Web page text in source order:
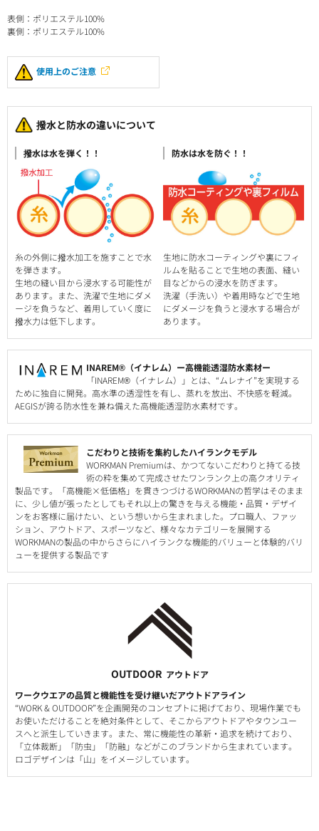
表側：ポリエステル100%
裏側：ポリエステル100%
使用上のご注意
撥水と防水の違いについて
撥水は水を弾く！！
糸の外側に撥水加工を施すことで水
を弾きます。
生地の縫い目から浸水する可能性が
あります。また、洗濯で生地にダメ
ージを負うなど、着用していく度に
撥水力は低下します。
防水は水を防ぐ！！
生地に防水コーティングや裏にフィ
ルムを貼ることで生地の表面、縫い
目などからの浸水を防ぎます。
洗濯（手洗い）や着用時などで生地
にダメージを負うと浸水する場合が
あります。
INAREM®（イナレム）ー高機能透湿防水素材ー
「INAREM®（イナレム）」とは、“ムレナイ”を実現する
ために独自に開発。高水準の透湿性を有し、蒸れを放出、不快感を軽減。
AEGISが誇る防水性を兼ね備えた高機能透湿防水素材です。
こだわりと技術を集約したハイランクモデル
WORKMAN Premiumは、かつてないこだわりと持てる技
術の粋を集めて完成させたワンランク上の高クオリティ
製品です。「高機能×低価格」を貫きつづけるWORKMANの哲学はそのまま
に、少し値が張ったとしてもそれ以上の驚きを与える機能・品質・デザイ
ンをお客様に届けたい、という想いから生まれました。プロ職人、ファッ
ション、アウトドア、スポーツなど、様々なカテゴリーを展開する
WORKMANの製品の中からさらにハイランクな機能的バリューと体験的バリ
ューを提供する製品です
OUTDOOR アウトドア
ワークウエアの品質と機能性を受け継いだアウトドアライン
“WORK & OUTDOOR”を企画開発のコンセプトに掲げており、現場作業でも
お使いただけることを絶対条件として、そこからアウトドアやタウンユー
スへと派生していきます。また、常に機能性の革新・追求を続けており、
「立体裁断」「防虫」「防融」などがこのブランドから生まれています。
ロゴデザインは「山」をイメージしています。